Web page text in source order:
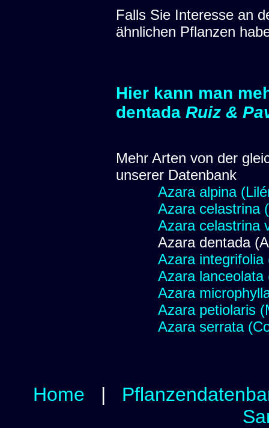
Falls Sie Interesse an
ähnlichen Pflanzen
Hier kann man
dentada Ruiz &
Mehr Arten von der
unserer Datenbank
Azara alpina
Azara celastrina
Azara celastrina
Azara dentada
Azara integrifolia
Azara lanceolata
Azara
Azara petiolaris
Azara serrata
Home |